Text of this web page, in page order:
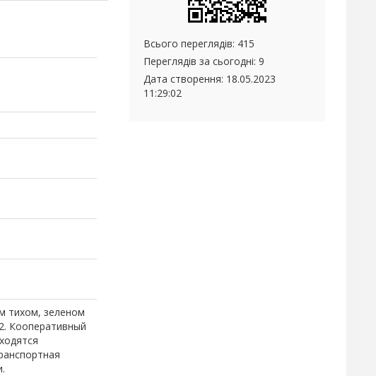
тихом, зеленом
Кооперативный
Всього переглядів: 415
Переглядів за сьогодні: 9
Дата створення: 18.05.2023
11:29:02